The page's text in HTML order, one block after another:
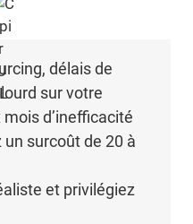
délais de
sur votre
d’inefficacité
surcoût de 20 à
et privilégiez